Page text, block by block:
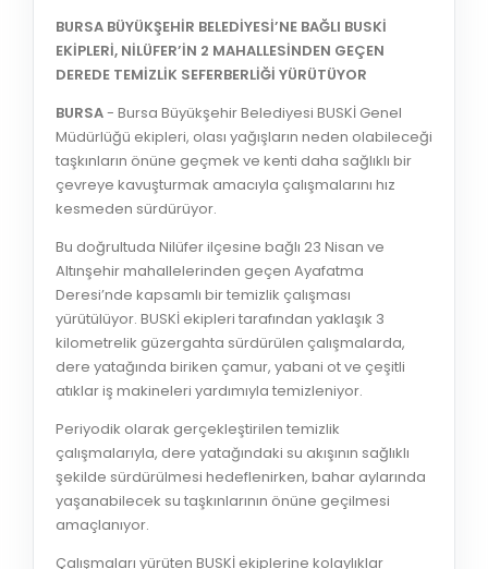
BURSA BÜYÜKŞEHİR BELEDİYESİ’NE BAĞLI BUSKİ
EKİPLERİ, NİLÜFER’İN 2 MAHALLESİNDEN GEÇEN
DEREDE TEMİZLİK SEFERBERLİĞİ YÜRÜTÜYOR
BURSA- Bursa Büyükşehir Belediyesi BUSKİ Genel
Müdürlüğü ekipleri, olası yağışların neden olabileceği
taşkınların önüne geçmek ve kenti daha sağlıklı bir
çevreye kavuşturmak amacıyla çalışmalarını hız
kesmeden sürdürüyor.
Bu doğrultuda Nilüfer ilçesine bağlı 23 Nisan ve
Altınşehir mahallelerinden geçen Ayafatma
Deresi’nde kapsamlı bir temizlik çalışması
yürütülüyor. BUSKİ ekipleri tarafından yaklaşık 3
kilometrelik güzergahta sürdürülen çalışmalarda,
dere yatağında biriken çamur, yabani ot ve çeşitli
atıklar iş makineleri yardımıyla temizleniyor.
Periyodik olarak gerçekleştirilen temizlik
çalışmalarıyla, dere yatağındaki su akışının sağlıklı
şekilde sürdürülmesi hedeflenirken, bahar aylarında
yaşanabilecek su taşkınlarının önüne geçilmesi
amaçlanıyor.
Çalışmaları yürüten BUSKİ ekiplerine kolaylıklar